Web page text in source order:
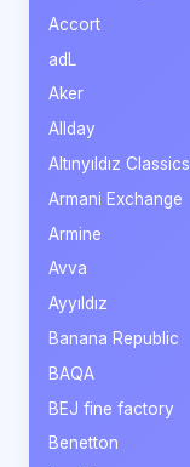
Accort
adL
Aker
Allday
Altınyıldız Classics
Armani Exchange
Armine
Avva
Ayyıldız
Banana Republic
BAQA
BEJ fine factory
Benetton